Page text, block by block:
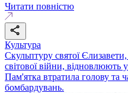
Читати повністю
Культура
Скульптуру святої
світової війни, відновлюють
Пам'ятка втратила голову та
бомбардувань.